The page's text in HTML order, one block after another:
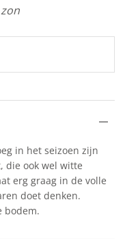
in het seizoen zijn
die ook wel witte
erg graag in de volle
doet denken.
bodem.